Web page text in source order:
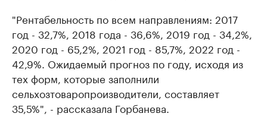
"Рентабельность по всем направлениям: 2017
год - 32,7%, 2018 года - 36,6%, 2019 год - 34,2%,
2020 год - 65,2%, 2021 год - 85,7%, 2022 год -
42,9%. Ожидаемый прогноз по году, исходя из
тех форм, которые заполнили
сельхозтоваропроизводители, составляет
35,5%", - рассказала Горбанева.